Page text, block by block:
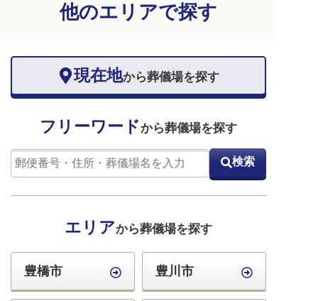
他のエリアで探す
現在地から葬儀場を探す
フリーワードから葬儀場を探す
検索
エリアから葬儀場を探す
豊橋市 豊川市